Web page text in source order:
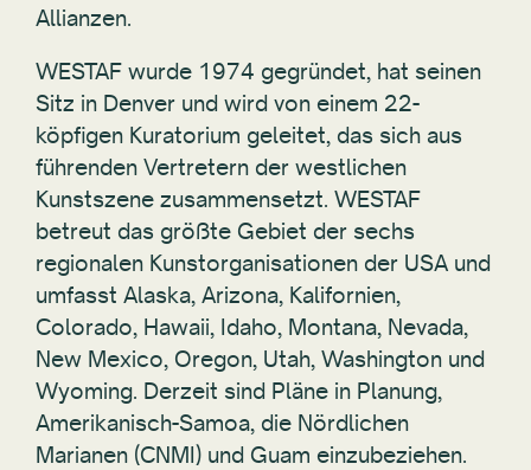
Allianzen.
WESTAF wurde 1974 gegründet, hat seinen
Sitz in Denver und wird von einem 22-
köpfigen Kuratorium geleitet, das sich aus
führenden Vertretern der westlichen
Kunstszene zusammensetzt. WESTAF
betreut das größte Gebiet der sechs
regionalen Kunstorganisationen der USA und
umfasst Alaska, Arizona, Kalifornien,
Colorado, Hawaii, Idaho, Montana, Nevada,
New Mexico, Oregon, Utah, Washington und
Wyoming. Derzeit sind Pläne in Planung,
Amerikanisch-Samoa, die Nördlichen
Marianen (CNMI) und Guam einzubeziehen.